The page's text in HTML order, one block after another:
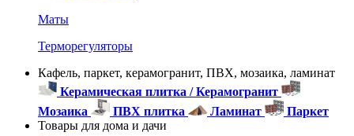
Маты
Терморегуляторы
Кафель, паркет, керамогранит, ПВХ, мозаика, ламинат
Керамическая плитка / Керамогранит
Мозаика
ПВХ плитка Ламинат
Паркет
Товары для дома и дачи